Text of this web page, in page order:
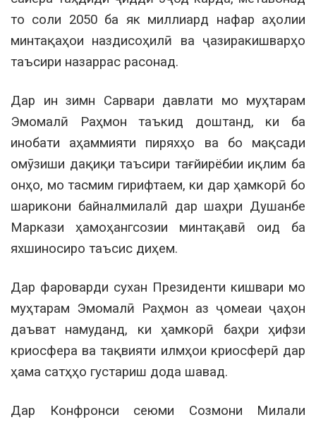
то соли 2050 ба як миллиард нафар аҳолии
минтақаҳои наздисоҳилӣ ва ҷазиракишварҳо
таъсири назаррас расонад.
Дар ин зимн Сарвари давлати мо муҳтарам
Эмомалӣ Раҳмон таъкид доштанд, ки ба
инобати аҳаммияти пиряхҳо ва бо мақсади
омӯзиши дақиқи таъсири тағйирёбии иқлим ба
онҳо, мо тасмим гирифтаем, ки дар ҳамкорӣ бо
шарикони байналмилалӣ дар шаҳри Душанбе
Маркази ҳамоҳангсозии минтақавӣ оид ба
яхшиносиро таъсис диҳем.
Дар фароварди сухан Президенти кишвари мо
муҳтарам Эмомалӣ Раҳмон аз ҷомеаи ҷаҳон
даъват намуданд, ки ҳамкорӣ баҳри ҳифзи
криосфера ва тақвияти илмҳои криосферӣ дар
ҳама сатҳҳо густариш дода шавад.
Дар Конфронси сеюми Созмони Милали